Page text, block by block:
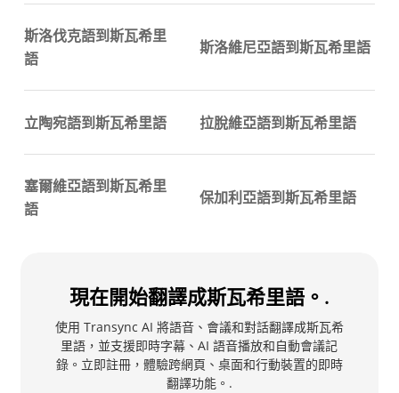
斯洛伐克語到斯瓦希里
語
斯洛維尼亞語到斯瓦希里語
立陶宛語到斯瓦希里語 拉脫維亞語到斯瓦希里語
塞爾維亞語到斯瓦希里
語
保加利亞語到斯瓦希里語
現在開始翻譯成斯瓦希里語。.
使用 Transync AI 將語音、會議和對話翻譯成斯瓦希
里語，並支援即時字幕、AI 語音播放和自動會議記
錄。立即註冊，體驗跨網頁、桌面和行動裝置的即時
翻譯功能。.